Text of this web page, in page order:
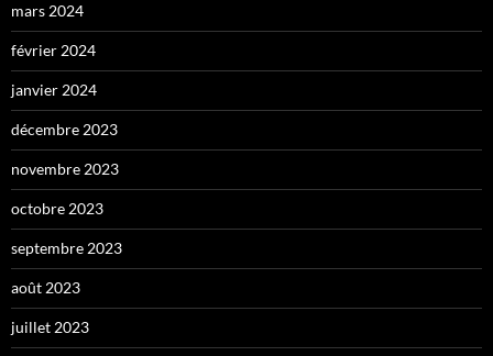
mars 2024
février 2024
janvier 2024
décembre 2023
novembre 2023
octobre 2023
septembre 2023
août 2023
juillet 2023